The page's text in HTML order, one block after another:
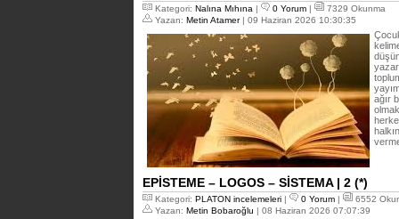
Kategori: Nalına Mıhına | 0 Yorum |
7329 Okunma
Yazan: Metin Atamer| 09 Haziran 2026 10:30:35
ağır
EPİSTEME – LOGOS – SİSTEMA | 2 (*)
Kategori: PLATON incelemeleri | 0 Yorum |
6552
Yazan: Metin Bobaroğlu | 08 Haziran 2026 07:07:39